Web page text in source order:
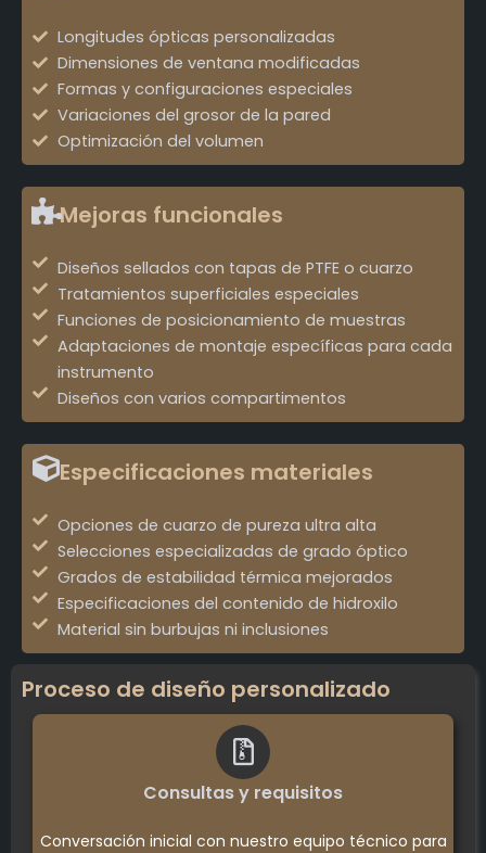
Longitudes ópticas personalizadas
Dimensiones de ventana modificadas
Formas y configuraciones especiales
Variaciones del grosor de la pared
Optimización del volumen
Mejoras funcionales
Diseños sellados con tapas de PTFE o cuarzo
Tratamientos superficiales especiales
Funciones de posicionamiento de muestras
Adaptaciones de montaje específicas para cada
instrumento
Diseños con varios compartimentos
Especificaciones materiales
Opciones de cuarzo de pureza ultra alta
Selecciones especializadas de grado óptico
Grados de estabilidad térmica mejorados
Especificaciones del contenido de hidroxilo
Material sin burbujas ni inclusiones
Proceso de diseño personalizado
Consultas y requisitos
Conversación inicial con nuestro equipo técnico para